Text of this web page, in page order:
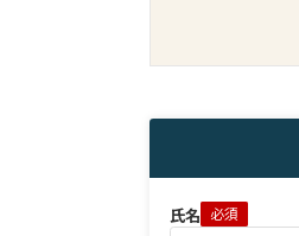
氏名 必須